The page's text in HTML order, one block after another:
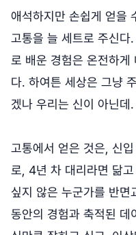
애석하지만 손쉽게 얻을
고통을 늘 세트로 주신다
로 배운 경험은 온전하게
다. 하여튼 세상은 그냥
겠나 우리는 신이 아닌데.
고통에서 얻은 것은, 신
로, 4년 차 대리라면 닮
싶지 않은 누군가를 반면
동안의 경험과 축적된 데